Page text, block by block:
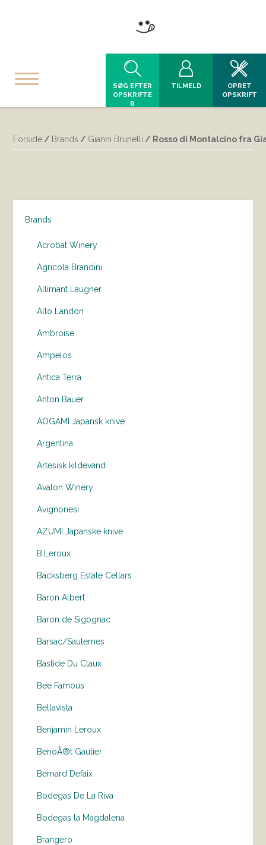
SØG EFTER
OPSKRIFTE
R
TILMELD
OPRET
OPSKRIFT
Forside / Brands / Gianni Brunelli / Rosso di Montalcino fra
Brands
Acrobat Winery
Agricola Brandini
Allimant Laugner
Alto Landon
Ambroise
Ampelos
Antica Terra
Anton Bauer
AOGAMI Japansk knive
Argentina
Artesisk kildevand
Avalon Winery
Avignonesi
AZUMI Japanske knive
B.Leroux
Backsberg Estate Cellars
Baron Albert
Baron de Sigognac
Barsac/Sauternes
Bastide Du Claux
Bee Famous
Bellavista
Benjamin Leroux
BenoÃ®t Gautier
Bernard Defaix
Bodegas De La Riva
Bodegas la Magdalena
Brangero